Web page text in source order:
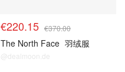
€220.15 €370.00
The North Face 羽绒服
@dealmoon.de